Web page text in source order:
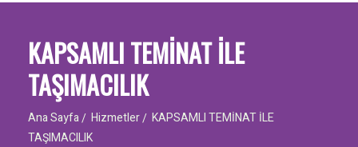
KAPSAMLI TEMİNAT İLE
TAŞIMACILIK
Ana Sayfa Hizmetler
KAPSAMLI TEMİNAT İLE
TAŞIMACILIK